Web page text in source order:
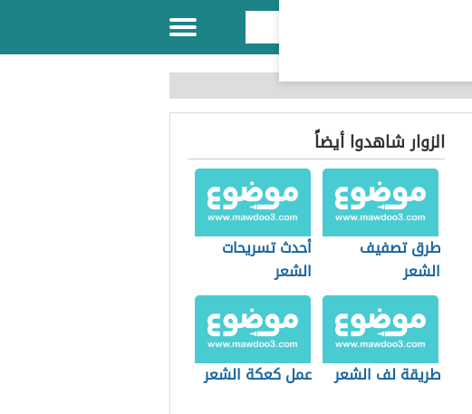
الزوار شاهدوا أيضاً
طرق تصفيف
الشعر
أحدث تسريحات
الشعر
طريقة لف الشعر عمل كعكة الشعر